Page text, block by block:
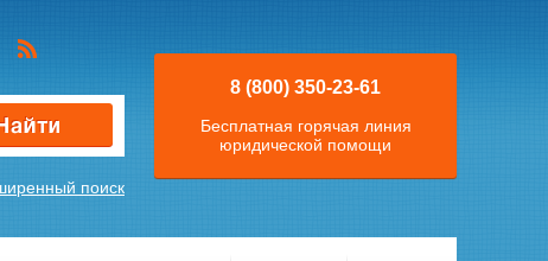
поиск
8 (800) 350-23-61
Бесплатная горячая линия
юридической помощи